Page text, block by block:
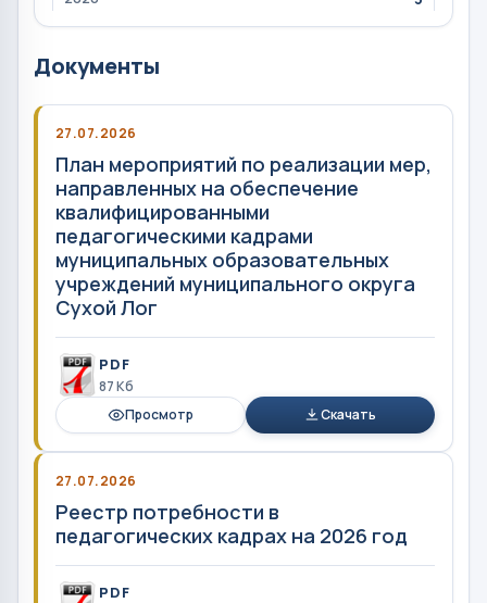
Документы
27.07.2026
План мероприятий по реализации мер,
направленных на обеспечение
квалифицированными
педагогическими кадрами
муниципальных образовательных
учреждений муниципального округа
Сухой Лог
PDF
87 Кб
Просмотр
Скачать
27.07.2026
Реестр потребности в
педагогических кадрах на 2026 год
PDF